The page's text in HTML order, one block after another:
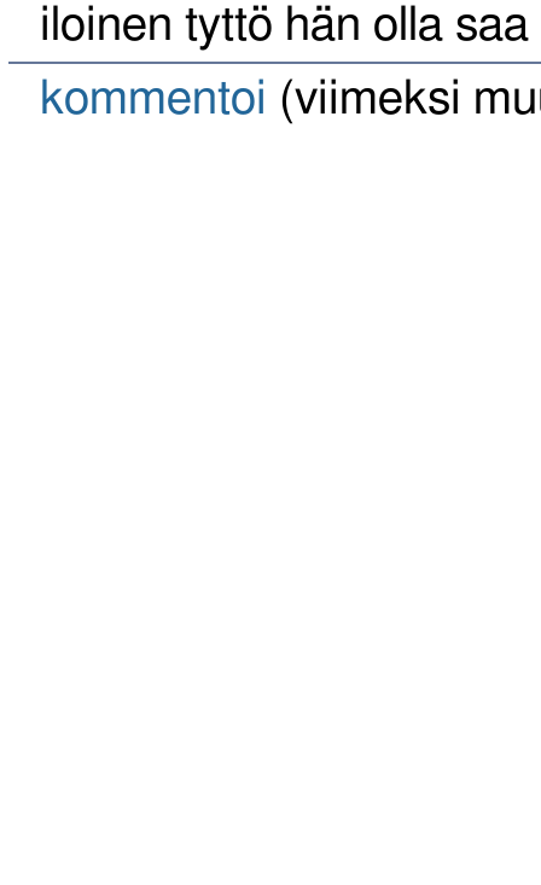
iloinen tyttö hän olla saa
kommentoi (viimeksi